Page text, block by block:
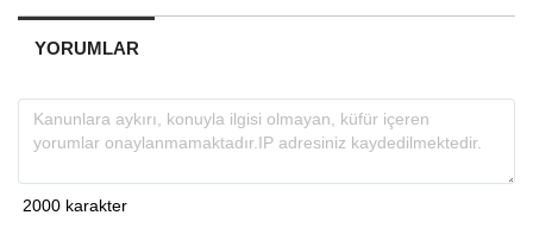
YORUMLAR